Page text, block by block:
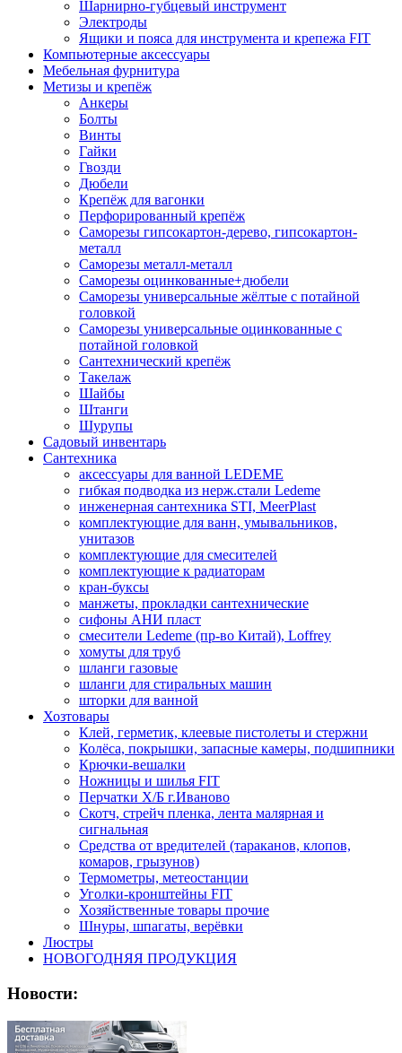
Шарнирно-губцевый инструмент
Электроды
Ящики и пояса для инструмента и крепежа FIT
Компьютерные аксессуары
Мебельная фурнитура
Метизы и крепёж
Анкеры
Болты
Винты
Гайки
Гвозди
Дюбели
Крепёж для вагонки
Перфорированный крепёж
Саморезы гипсокартон-дерево, гипсокартон-
металл
Саморезы металл-металл
Саморезы оцинкованные+дюбели
Саморезы универсальные жёлтые с потайной
головкой
Саморезы универсальные оцинкованные с
потайной головкой
Сантехнический крепёж
Такелаж
Шайбы
Штанги
Шурупы
Садовый инвентарь
Сантехника
аксессуары для ванной LEDEME
гибкая подводка из нерж.стали Ledeme
инженерная сантехника STI, MeerPlast
комплектующие для ванн, умывальников,
унитазов
комплектующие для смесителей
комплектующие к радиаторам
кран-буксы
манжеты, прокладки сантехнические
сифоны АНИ пласт
смесители Ledeme (пр-во Китай), Loffrey
хомуты для труб
шланги газовые
шланги для стиральных машин
шторки для ванной
Хозтовары
Клей, герметик, клеевые пистолеты и стержни
Колёса, покрышки, запасные камеры, подшипники
Крючки-вешалки
Ножницы и шилья FIT
Перчатки Х/Б г.Иваново
Скотч, стрейч пленка, лента малярная и
сигнальная
Средства от вредителей (тараканов, клопов,
комаров, грызунов)
Термометры, метеостанции
Уголки-кронштейны FIT
Хозяйственные товары прочие
Шнуры, шпагаты, верёвки
Люстры
НОВОГОДНЯЯ ПРОДУКЦИЯ
Новости: